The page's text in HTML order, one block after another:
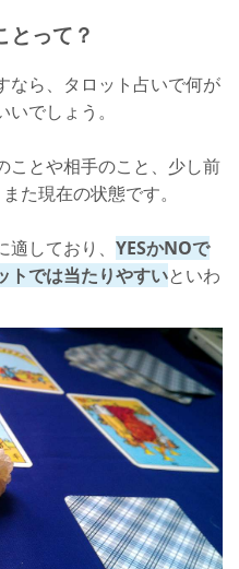
とって？
なら、タロット占いで何が
でしょう。
ことや相手のこと、少し前
た現在の状態です。
しており、 YESかNOで
トでは当たりやすいといわ